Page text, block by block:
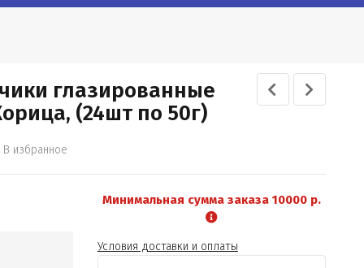
глазированные
(24шт по 50г)
В избранное
Минимальная сумма заказа 10000 р.
Условия доставки и оплаты